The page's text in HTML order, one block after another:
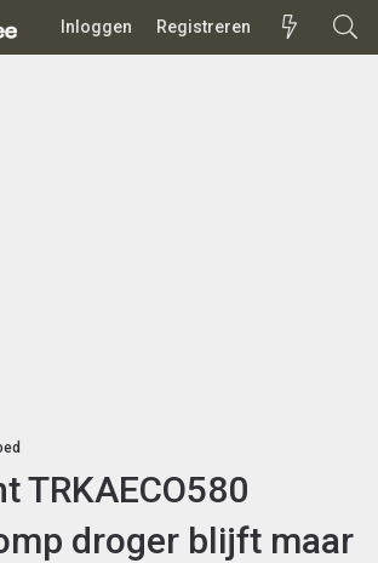
Inloggen Registreren
TRKAECO580
droger blijft maar